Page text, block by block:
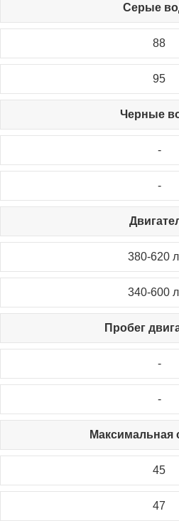
Серые
88
95
Черные
-
-
380-620
340-600
Пробег
-
-
Максимальная
45
47